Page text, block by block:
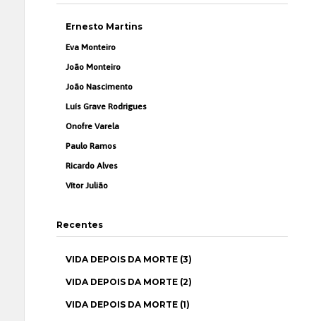
Ernesto Martins
Eva Monteiro
João Monteiro
João Nascimento
Luís Grave Rodrigues
Onofre Varela
Paulo Ramos
Ricardo Alves
Vítor Julião
Recentes
VIDA DEPOIS DA MORTE (3)
VIDA DEPOIS DA MORTE (2)
VIDA DEPOIS DA MORTE (1)